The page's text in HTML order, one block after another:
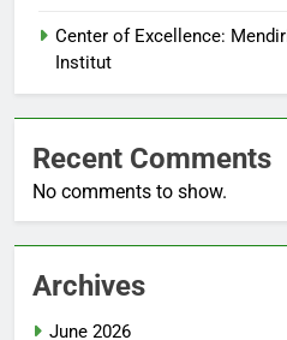
Center of Excellence:
Institut
Recent Comments
No comments to show.
Archives
June 2026